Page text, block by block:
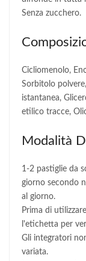
Senza zucchero.
Cicliomenolo,
Sorbitolo
istantanea,
etilico tracce,
Modalità
1-2 pastiglie da
giorno secondo
al giorno.
Prima di
l'etichetta per
Gli integratori
variata.